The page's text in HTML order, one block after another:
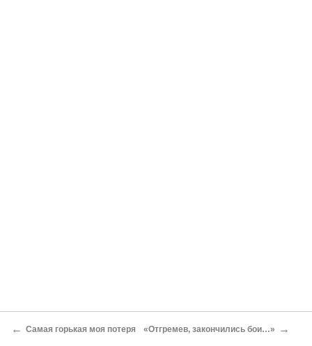
← Самая горькая моя потеря «Отгремев, закончились бои…» →